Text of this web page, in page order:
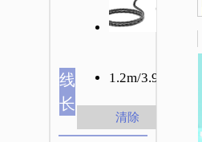
线
长
1.2m/3.94ft
清除